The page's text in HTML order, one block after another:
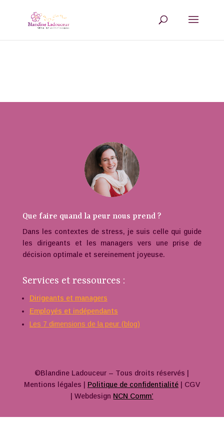
Que faire quand la peur nous prend ?
Dans les contextes de stress, je suis celle qui guide
les dirigeants et les managers vers une prise de
décision optimale et sereinement joyeuse.
Services et ressources :
Dirigeants et managers
Employés et indépendants
Les 7 dimensions de la peur (blog)
©Blandine Ladouceur – Tous droits réservés |
Mentions légales | Politique de confidentialité| CGV
| Webdesign NCN Comm’